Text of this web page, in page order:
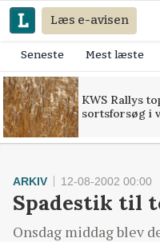
Læs e-avisen
Seneste Mest læste
KWS Rallys
sortsforsøg i
ARKIV 12-08-2002 00:00
Spadestik til
Onsdag middag blev